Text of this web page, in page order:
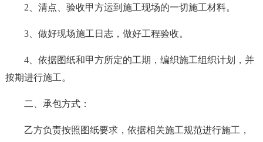
2、清点、验收甲方运到施工现场的一切施工材料。
3、做好现场施工日志，做好工程验收。
4、依据图纸和甲方所定的工期，编织施工组织计划，并
按期进行施工。
二、承包方式：
乙方负责按照图纸要求，依据相关施工规范进行施工，